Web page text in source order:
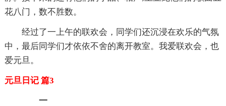
花八门，数不胜数。
经过了一上午的联欢会，同学们还沉浸在欢乐的气氛
中，最后同学们才依依不舍的离开教室。我爱联欢会，也
爱元旦。
元旦日记 篇3
一